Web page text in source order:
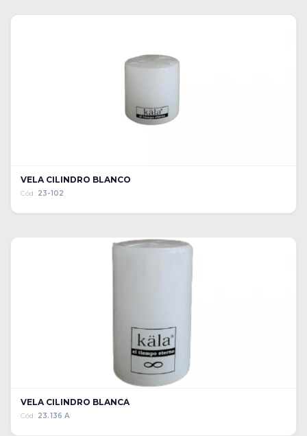
VELA CILINDRO BLANCO
Cód: 23-102
VELA CILINDRO BLANCA
Cód: 23.136 A